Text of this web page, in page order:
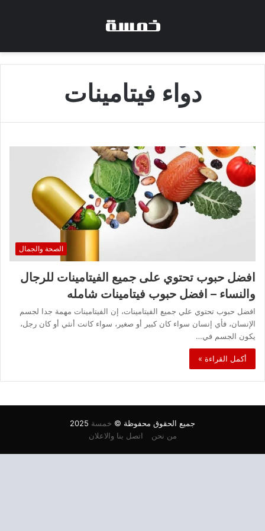
دواء فيتامينات
الصحة والجمال
افضل حبوب تحتوي على جميع الفيتامينات للرجال
والنساء – افضل حبوب فيتامينات شامله
افضل حبوب تحتوي علي جميع الفيتامينات، إن الفيتامينات مهمة جدا لجسم
الإنسان، فأي إنسان سواء كان كبير أو صغير، سواء كانت أنثي أو كان رجل،
يكون الجسم في…
أكمل القراءة »
جميع الحقوق محفوظة © خمسة
من نحن
اتصل بنا والاعلان